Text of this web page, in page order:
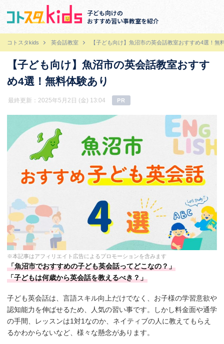
子ども向けの
おすすめ習い事教室を紹介
コトスタkids 英会話教室 【子ども向け】魚沼市の英会話教室おすすめ4選！無
【子ども向け】魚沼市の英会話教室おすす
め4選！無料体験あり
最終更新：2025年5月2日 (金) 13:04 PR
※本記事はアフィリエイト広告によるプロモーションを含みます
「魚沼市でおすすめの子ども英会話ってどこなの？」
「子どもは何歳から英会話を教えるべき？」
子ども英会話は、言語スキル向上だけでなく、お子様の学習意欲や
認知能力を伸ばせるため、人気の習い事です。しかし料金面や通学
の手間、レッスンは1対1なのか、ネイティブの人に教えてもらえ
るかわからないなど、様々な懸念があります。